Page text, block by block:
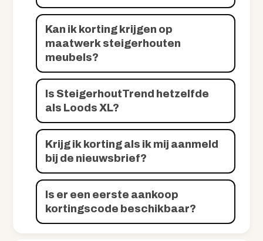
Kan ik korting krijgen op
maatwerk steigerhouten
meubels?
Is SteigerhoutTrend hetzelfde
als Loods XL?
Krijg ik korting als ik mij aanmeld
bij de nieuwsbrief?
Is er een eerste aankoop
kortingscode beschikbaar?